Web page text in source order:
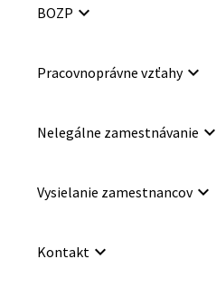
BOZP keyboard_arrow_down
Pracovnoprávne vzťahykeyboard_arrow_down
Nelegálne zamestnávanie keyboard_arrow_down
Vysielanie zamestnancovkeyboard_arrow_down
Kontakt keyboard_arrow_down